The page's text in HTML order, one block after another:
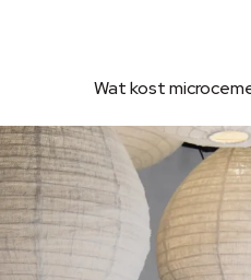
Wat kost